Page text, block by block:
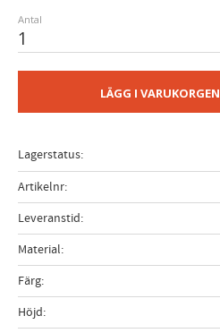
Antal
LÄGG I VARUKORGEN
Lagerstatus
Artikelnr
Leveranstid
Material
Färg
Höjd